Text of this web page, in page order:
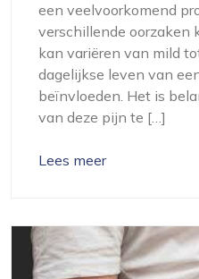
een veelvoorkomend
verschillende oorzaken
kan variëren van mild
dagelijkse leven van
beïnvloeden. Het is
van deze pijn te […]
Lees meer